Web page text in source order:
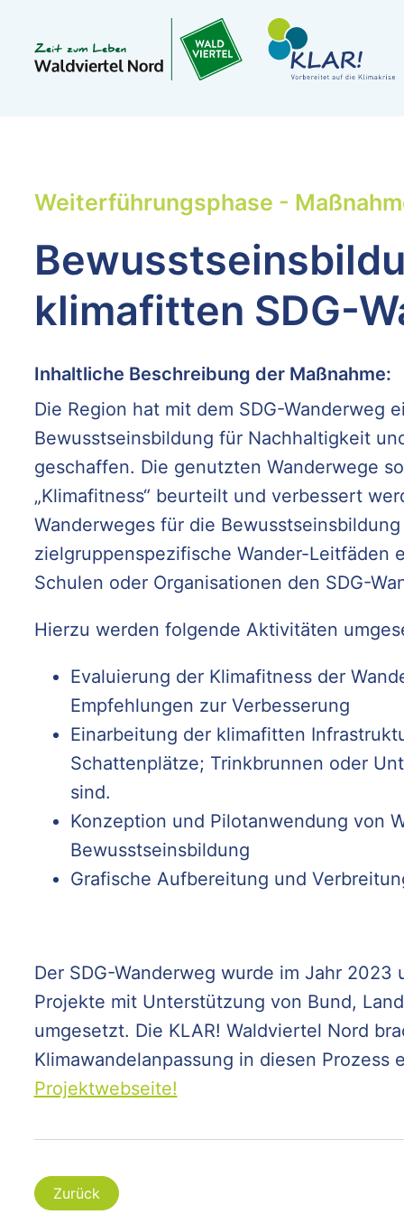
Weiterführungsphase -
klimafitten SDG-
Inhaltliche Beschreibung der Maßnahme:
Die Region hat mit dem SDG-Wanderweg
Bewusstseinsbildung für Nachhaltigkeit
geschaffen. Die genutzten Wanderwege
„Klimafitness“ beurteilt und verbessert
Wanderweges für die
zielgruppenspezifische Wander-Leitfäden
Schulen oder Organisationen den SDG-
Hierzu werden folgende Aktivitäten
Evaluierung der Klimafitness der
Empfehlungen zur Verbesserung
Einarbeitung der klimafitten
Schattenplätze; Trinkbrunnen oder
sind.
Konzeption und Pilotanwendung von
Bewusstseinsbildung
Grafische Aufbereitung und
Der SDG-Wanderweg wurde im Jahr 2023
Projekte mit Unterstützung von Bund,
umgesetzt. Die KLAR! Waldviertel Nord
Klimawandelanpassung in diesen Prozess
Projektwebseite!
Zurück